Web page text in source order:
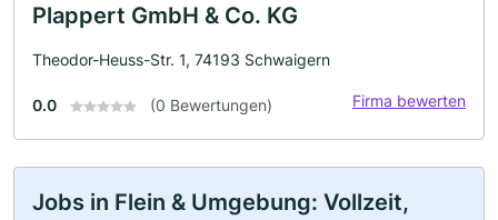
Plappert GmbH & Co. KG
Theodor-Heuss-Str. 1, 74193 Schwaigern
0.0 (0 Bewertungen) Firma bewerten
Jobs in Flein & Umgebung: Vollzeit,